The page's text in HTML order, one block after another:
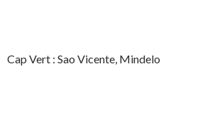
Cap Vert : Sao Vicente, Mindelo